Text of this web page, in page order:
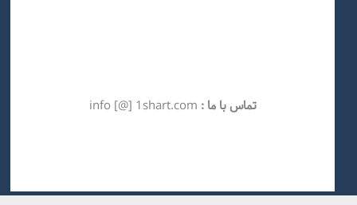
تماس با ما : info [@] 1shart.com